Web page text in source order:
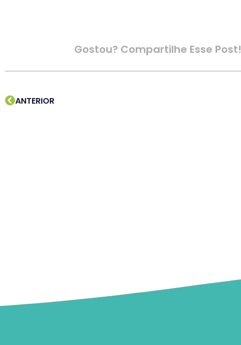
Gostou? Compartilhe Esse Post!
ANTERIOR